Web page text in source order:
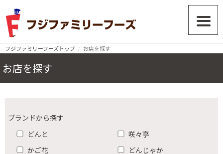
フジファミリーフーズトップ お店を探す
お店を探す
ブランドから探す
どんと
咲々亭
かご花
どんじゃか